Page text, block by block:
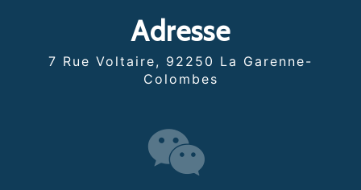
Adresse
7 Rue Voltaire, 92250 La Garenne-
Colombes